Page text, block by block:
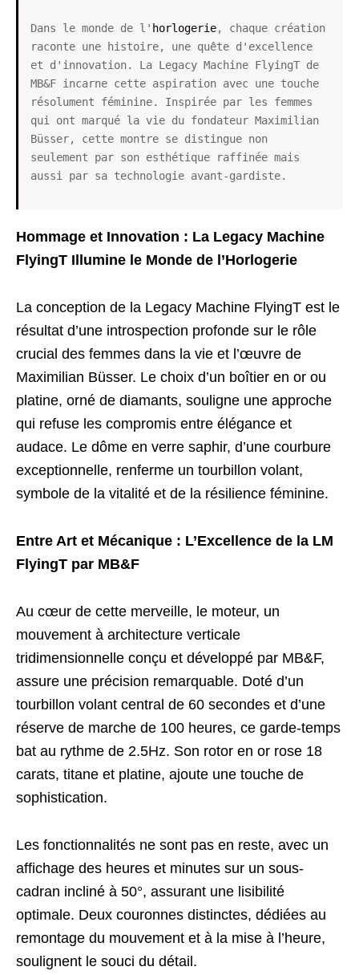
Dans le monde de l' horlogerie, chaque création
raconte une histoire, une quête d'excellence
et d'innovation. La Legacy Machine FlyingT de
MB&F incarne cette aspiration avec une touche
résolument féminine. Inspirée par les femmes
qui ont marqué la vie du fondateur Maximilian
Büsser, cette montre se distingue non
seulement par son esthétique raffinée mais
aussi par sa technologie avant-gardiste.
Hommage et Innovation : La Legacy Machine
FlyingT Illumine le Monde de l’Horlogerie
La conception de la Legacy Machine FlyingT est le
résultat d’une introspection profonde sur le rôle
crucial des femmes dans la vie et l’œuvre de
Maximilian Büsser. Le choix d’un boîtier en or ou
platine, orné de diamants, souligne une approche
qui refuse les compromis entre élégance et
audace. Le dôme en verre saphir, d’une courbure
exceptionnelle, renferme un tourbillon volant,
symbole de la vitalité et de la résilience féminine.
Entre Art et Mécanique : L’Excellence de la LM
FlyingT par MB&F
Au cœur de cette merveille, le moteur, un
mouvement à architecture verticale
tridimensionnelle conçu et développé par MB&F,
assure une précision remarquable. Doté d’un
tourbillon volant central de 60 secondes et d’une
réserve de marche de 100 heures, ce garde-temps
bat au rythme de 2.5Hz. Son rotor en or rose 18
carats, titane et platine, ajoute une touche de
sophistication.
Les fonctionnalités ne sont pas en reste, avec un
affichage des heures et minutes sur un sous-
cadran incliné à 50°, assurant une lisibilité
optimale. Deux couronnes distinctes, dédiées au
remontage du mouvement et à la mise à l’heure,
soulignent le souci du détail.